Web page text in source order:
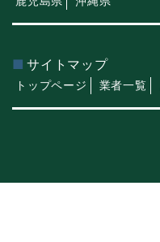
サイトマップ
トップページ 業者一覧